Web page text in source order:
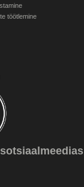
töötlemine